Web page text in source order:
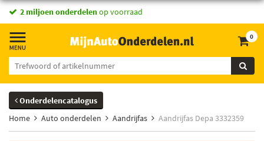
2 miljoen onderdelenop voorraad
0
Onderdelencatalogus
Home
Auto onderdelen Aandrijfas Aandrijfas Depa 3332359